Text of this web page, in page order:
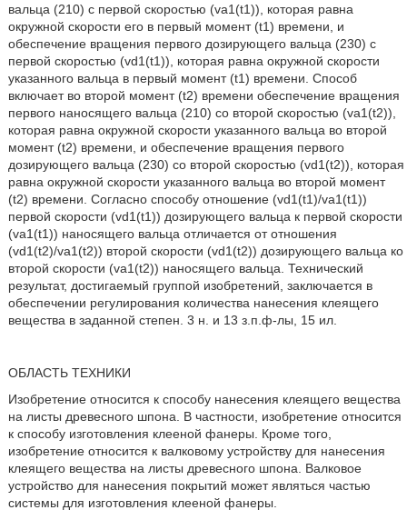
вальца (210) с первой скоростью (va1(t1)), которая равна
окружной скорости его в первый момент (t1) времени, и
обеспечение вращения первого дозирующего вальца (230) с
первой скоростью (vd1(t1)), которая равна окружной скорости
указанного вальца в первый момент (t1) времени. Способ
включает во второй момент (t2) времени обеспечение вращения
первого наносящего вальца (210) со второй скоростью (va1(t2)),
которая равна окружной скорости указанного вальца во второй
момент (t2) времени, и обеспечение вращения первого
дозирующего вальца (230) со второй скоростью (vd1(t2)), которая
равна окружной скорости указанного вальца во второй момент
(t2) времени. Согласно способу отношение (vd1(t1)/va1(t1))
первой скорости (vd1(t1)) дозирующего вальца к первой скорости
(va1(t1)) наносящего вальца отличается от отношения
(vd1(t2)/va1(t2)) второй скорости (vd1(t2)) дозирующего вальца ко
второй скорости (va1(t2)) наносящего вальца. Технический
результат, достигаемый группой изобретений, заключается в
обеспечении регулирования количества нанесения клеящего
вещества в заданной степен. 3 н. и 13 з.п.ф-лы, 15 ил.
ОБЛАСТЬ ТЕХНИКИ
Изобретение относится к способу нанесения клеящего вещества
на листы древесного шпона. В частности, изобретение относится
к способу изготовления клееной фанеры. Кроме того,
изобретение относится к валковому устройству для нанесения
клеящего вещества на листы древесного шпона. Валковое
устройство для нанесения покрытий может являться частью
системы для изготовления клееной фанеры.